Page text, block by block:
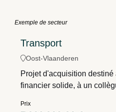
Exemple de secteur
Transport
Oost-Vlaanderen
Projet d'acquisition destiné
financier solide, à un
Prix